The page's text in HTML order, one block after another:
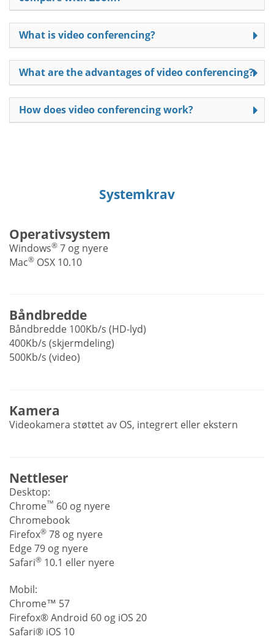
What is video conferencing?
What are the advantages of video conferencing?
How does video conferencing work?
Systemkrav
Operativsystem
Windows® 7 og nyere
Mac® OSX 10.10
Båndbredde
Båndbredde 100Kb/s (HD-lyd)
400Kb/s (skjermdeling)
500Kb/s (video)
Kamera
Videokamera støttet av OS, integrert eller ekstern
Nettleser
Desktop:
Chrome™ 60 og nyere
Chromebook
Firefox® 78 og nyere
Edge 79 og nyere
Safari® 10.1 eller nyere
Mobil:
Chrome™ 57
Firefox® Android 60 og iOS 20
Safari® iOS 10